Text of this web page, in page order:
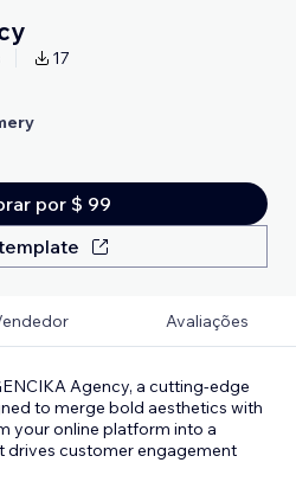
17
por $ 99
Avaliações
Agency, a cutting-edge
to merge bold aesthetics with
your online platform into a
drives customer engagement